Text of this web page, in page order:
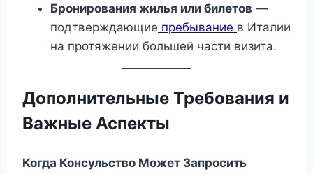
Бронирования жилья или билетов —
подтверждающие пребывание в Италии
на протяжении большей части визита.
Дополнительные Требования и
Важные Аспекты
Когда Консульство Может Запросить